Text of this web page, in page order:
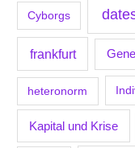
Cyborgs
frankfurt
heteronorm
Kapital und Krise